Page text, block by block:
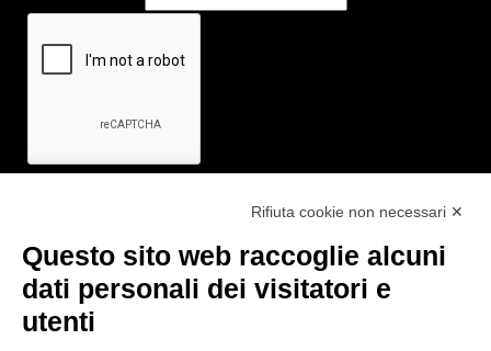
Link utili
- Ufficio di informazione e accoglienza turistica di Maranello, Fiorano
Rifiuta cookie non necessari ✕
Questo sito web raccoglie alcuni
dati personali dei visitatori e
utenti